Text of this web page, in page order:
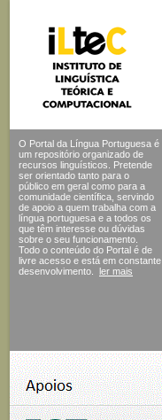
O Portal da Língua Portuguesa é
um repositório organizado de
recursos linguísticos. Pretende
ser orientado tanto para o
público em geral como para a
comunidade científica, servindo
de apoio a quem trabalha com a
língua portuguesa e a todos os
que têm interesse ou dúvidas
sobre o seu funcionamento.
Todo o conteúdo do Portal é de
livre acesso e está em constante
desenvolvimento.
ler mais